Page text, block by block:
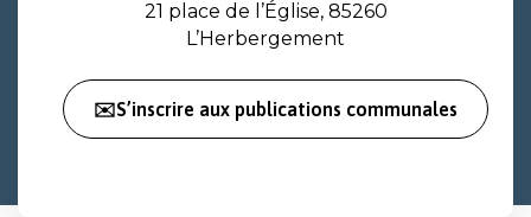
21 place de l’Église, 85260
L’Herbergement
✉️S’inscrire aux publications communales